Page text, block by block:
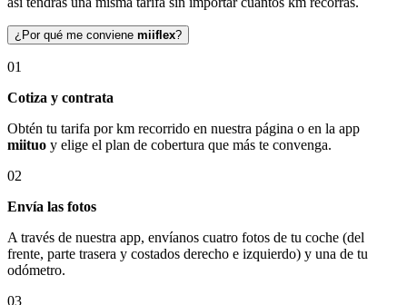
¿Por qué me conviene miiflex?
01
Cotiza y contrata
Obtén tu tarifa por km recorrido en nuestra página o en la app
miituo y elige el plan de cobertura que más te convenga.
02
Envía las fotos
A través de nuestra app, envíanos cuatro fotos de tu coche (del
frente, parte trasera y costados derecho e izquierdo) y una de tu
odómetro.
03